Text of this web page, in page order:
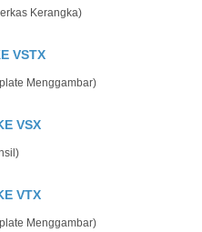
Kerangka)
VSTX
Menggambar)
VSX
VTX
Menggambar)